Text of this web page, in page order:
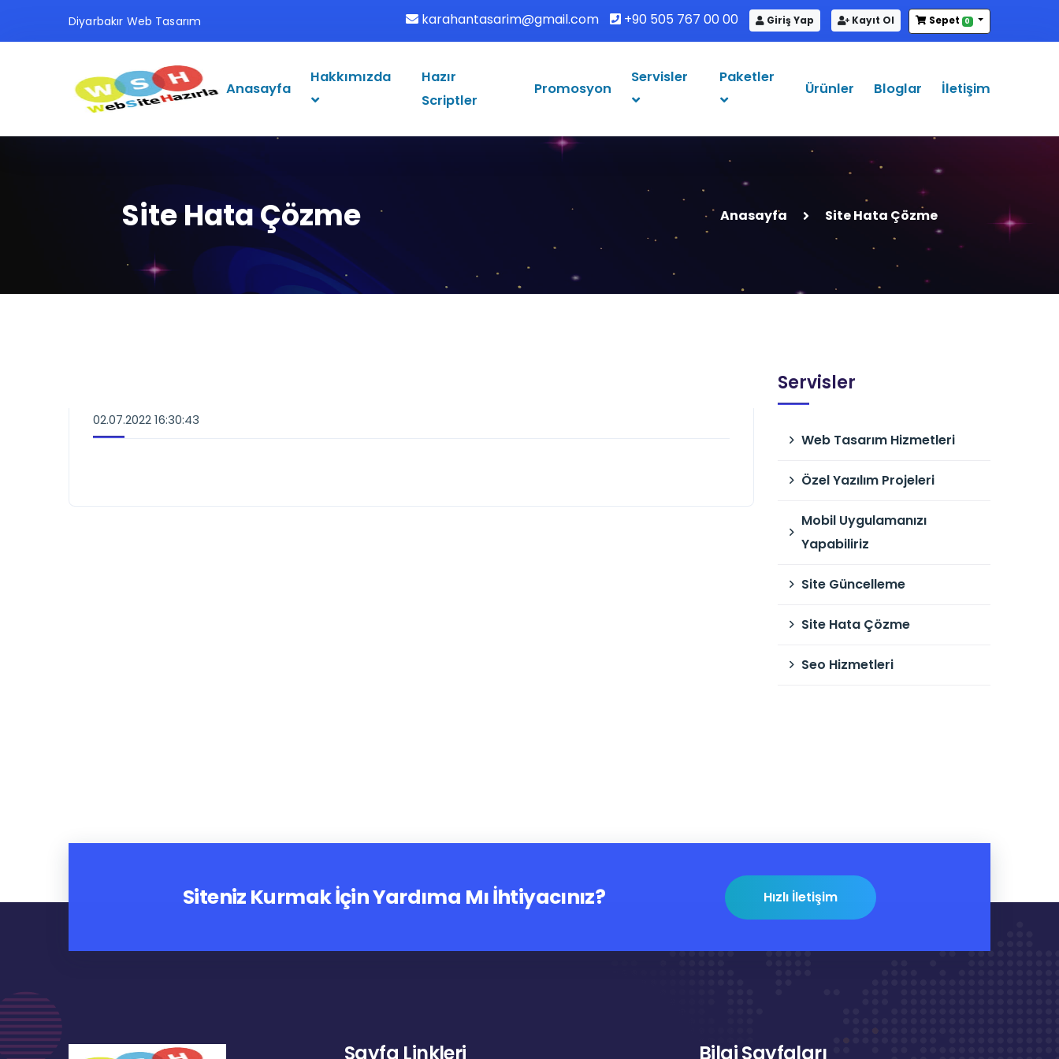
Diyarbakır Web Tasarım karahantasarim@gmail.com +90 505 767 00 00 Giriş Yap Kayıt Ol Sepet 0
Anasayfa
Hakkımızda
Hazır
Scriptler
Promosyon
Servisler Paketler
Ürünler Bloglar İletişim
Site Hata Çözme Anasayfa Site Hata Çözme
02.07.2022 16:30:43
Servisler
Web Tasarım Hizmetleri
Özel Yazılım Projeleri
Mobil Uygulamanızı
Yapabiliriz
Site Güncelleme
Site Hata Çözme
Seo Hizmetleri
Siteniz Kurmak İçin Yardıma Mı İhtiyacınız? Hızlı İletişim
Sayfa Linkleri Bilgi Sayfaları